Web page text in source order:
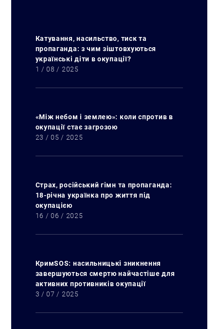
Катування, насильство, тиск та
пропаганда: з чим зіштовхуються
українські діти в окупації?
1 / 08 / 2025
«Між небом і землею»: коли спротив в
окупації стає загрозою
23 / 05 / 2025
Страх, російський гімн та пропаганда:
18-річна українка про життя під
окупацією
16 / 06 / 2025
КримSOS: насильницькі зникнення
завершуються смертю найчастіше для
активних противників окупації
3 / 07 / 2025